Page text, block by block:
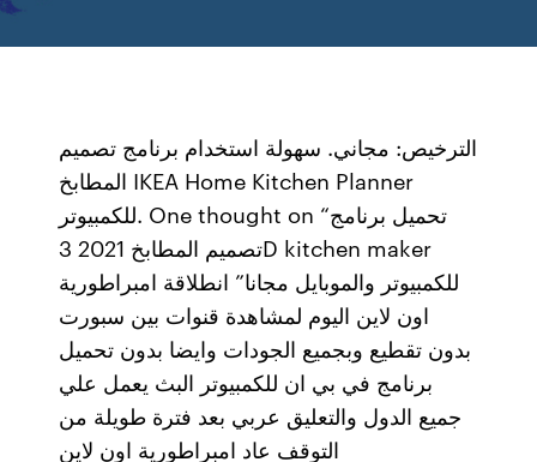
الترخيص: مجاني. سهولة استخدام برنامج تصميم
المطابخ IKEA Home Kitchen Planner
للكمبيوتر. One thought on “تحميل برنامج
تصميم المطابخ 2021 3D kitchen maker
للكمبيوتر والموبايل مجانا” انطلاقة امبراطورية
اون لاين اليوم لمشاهدة قنوات بين سبورت
بدون تقطيع وبجميع الجودات وايضا بدون تحميل
برنامج في بي ان للكمبيوتر البث يعمل علي
جميع الدول والتعليق عربي بعد فترة طويلة من
التوقف عاد امبراطورية اون لاين